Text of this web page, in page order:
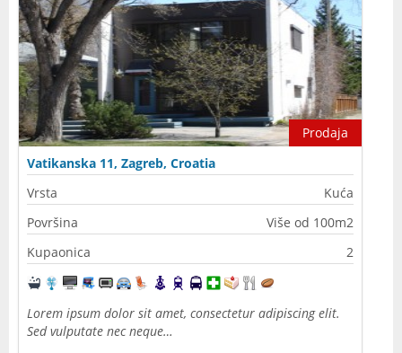
Prodaja
Vatikanska 11, Zagreb, Croatia
Vrsta
Kuća
Površina
Više od 100m2
Kupaonica
2
Lorem ipsum dolor sit amet, consectetur adipiscing elit.
Sed vulputate nec neque…